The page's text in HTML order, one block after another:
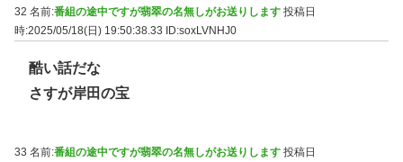
32 名前:番組の途中ですが翡翠の名無しがお送りします 投稿日
時:2025/05/18(日) 19:50:38.33 ID:soxLVNHJ0
酷い話だな
さすが岸田の宝
33 名前:番組の途中ですが翡翠の名無しがお送りします 投稿日